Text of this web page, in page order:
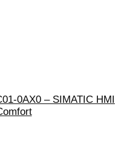
0AX0 – SIMATIC HMI